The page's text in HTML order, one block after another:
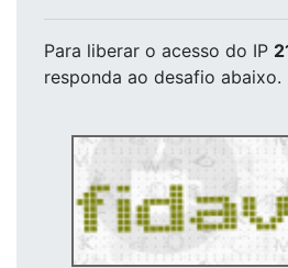
Para liberar o acesso do IP
responda ao desafio abaixo.